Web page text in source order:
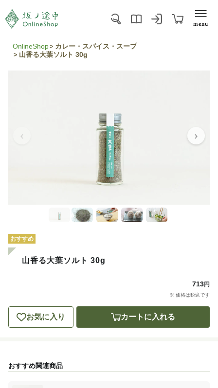
menu
OnlineShop
カレー・スパイス・スープ
山香る大葉ソルト 30g
おすすめ
山香る大葉ソルト 30g
713円
※ 価格は税込です
お気に入り カートに入れる
おすすめ関連商品